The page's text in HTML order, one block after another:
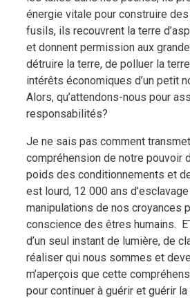
énergie vitale pour construire
fusils, ils recouvrent la terre
et donnent permission aux
détruire la terre, de polluer la
intérêts économiques d’un petit
Alors, qu’attendons-nous pour
responsabilités?
Je ne sais pas comment
compréhension de notre pouvoir
poids des conditionnements et
est lourd, 12 000 ans
manipulations de nos croyances
conscience des êtres humains.
d’un seul instant de lumière, de
réaliser qui nous sommes et
m’aperçois que cette
pour continuer à guérir et guérir la